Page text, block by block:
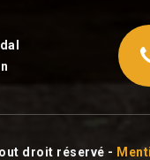
droit réservé -